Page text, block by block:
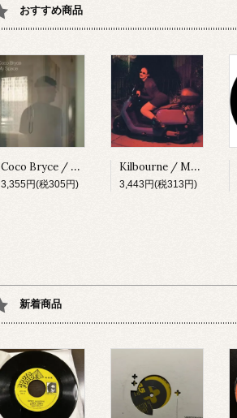
おすすめ商品
Coco Bryce / My Space [PRSPCT299][2023]
3,355円(税305円)
Kilbourne / Milkshake [PRSPCT304][2023]
3,443円(税313円)
新着商品